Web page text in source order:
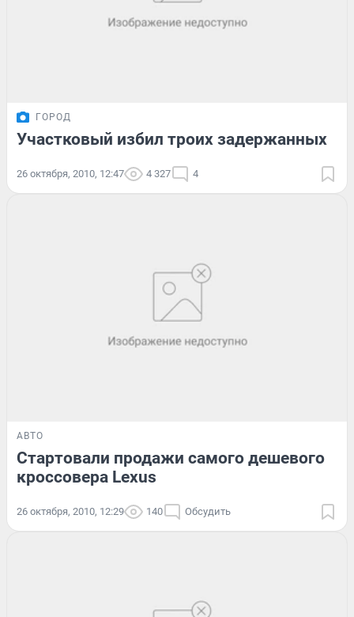
ГОРОД
Участковый избил троих задержанных
26 октября, 2010, 12:47 4 327 4
АВТО
Стартовали продажи самого дешевого
кроссовера Lexus
26 октября, 2010, 12:29 140 Обсудить